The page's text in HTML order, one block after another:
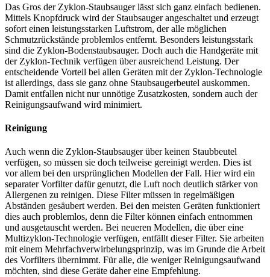
Das Gros der Zyklon-Staubsauger lässt sich ganz einfach bedienen.
Mittels Knopfdruck wird der Staubsauger angeschaltet und erzeugt
sofort einen leistungsstarken Luftstrom, der alle möglichen
Schmutzrückstände problemlos entfernt. Besonders leistungsstark
sind die Zyklon-Bodenstaubsauger. Doch auch die Handgeräte mit
der Zyklon-Technik verfügen über ausreichend Leistung. Der
entscheidende Vorteil bei allen Geräten mit der Zyklon-Technologie
ist allerdings, dass sie ganz ohne Staubsaugerbeutel auskommen.
Damit entfallen nicht nur unnötige Zusatzkosten, sondern auch der
Reinigungsaufwand wird minimiert.
Reinigung
Auch wenn die Zyklon-Staubsauger über keinen Staubbeutel
verfügen, so müssen sie doch teilweise gereinigt werden. Dies ist
vor allem bei den ursprünglichen Modellen der Fall. Hier wird ein
separater Vorfilter dafür genutzt, die Luft noch deutlich stärker von
Allergenen zu reinigen. Diese Filter müssen in regelmäßigen
Abständen gesäubert werden. Bei den meisten Geräten funktioniert
dies auch problemlos, denn die Filter können einfach entnommen
und ausgetauscht werden. Bei neueren Modellen, die über eine
Multizyklon-Technologie verfügen, entfällt dieser Filter. Sie arbeiten
mit einem Mehrfachverwirbelungsprinzip, was im Grunde die Arbeit
des Vorfilters übernimmt. Für alle, die weniger Reinigungsaufwand
möchten, sind diese Geräte daher eine Empfehlung.